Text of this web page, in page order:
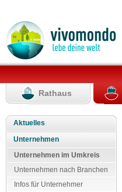
Rathaus
Aktuelles
Unternehmen
Unternehmen im Umkreis
Unternehmen nach Branchen
Infos für Unternehmer